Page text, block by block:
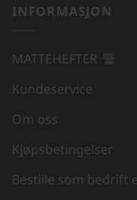
INFORMASJON
MATTEHEFTER
Kundeservice
Om oss
Kjøpsbetingelser
Bestille som bedrift